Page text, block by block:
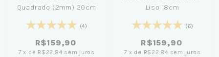
Quadrado (2mm) 20cm
(4)
R$159,90
7 x de R$22,84 sem juros
Liso 18cm
(6)
R$159,90
7 x de R$22,84 sem juros